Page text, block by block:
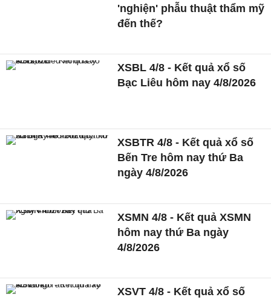
'nghiện' phẫu thuật thẩm mỹ
đến thế?
XSBL 4/8 - Kết quả xổ số
Bạc Liêu hôm nay 4/8/2026
XSBTR 4/8 - Kết quả xổ số
Bến Tre hôm nay thứ Ba
ngày 4/8/2026
XSMN 4/8 - Kết quả XSMN
hôm nay thứ Ba ngày
4/8/2026
XSVT 4/8 - Kết quả xổ số